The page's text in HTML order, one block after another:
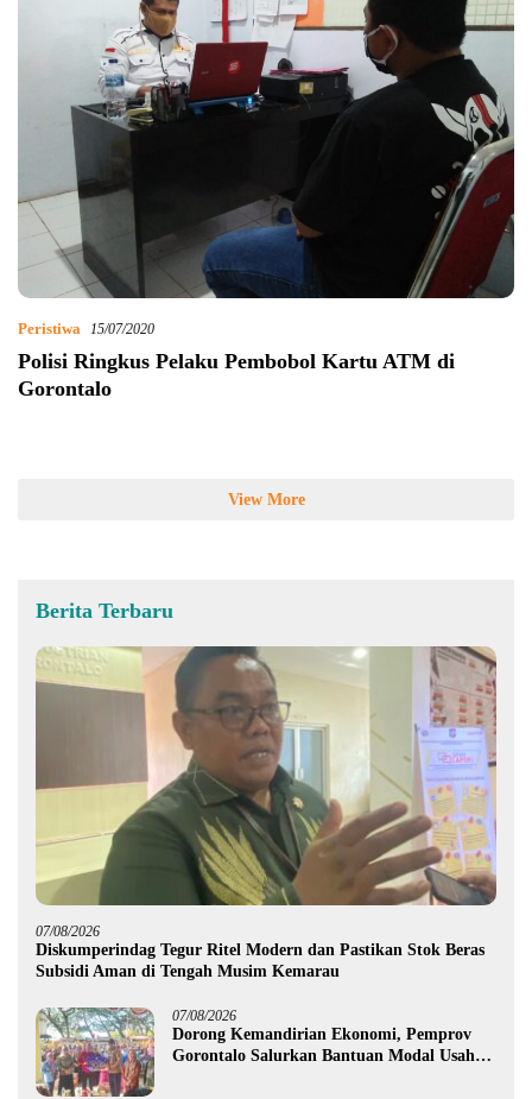
Peristiwa 15/07/2020
Polisi Ringkus Pelaku Pembobol Kartu ATM di
Gorontalo
View More
Berita Terbaru
07/08/2026
Diskumperindag Tegur Ritel Modern dan Pastikan Stok Beras
Subsidi Aman di Tengah Musim Kemarau
07/08/2026
Dorong Kemandirian Ekonomi, Pemprov
Gorontalo Salurkan Bantuan Modal Usaha